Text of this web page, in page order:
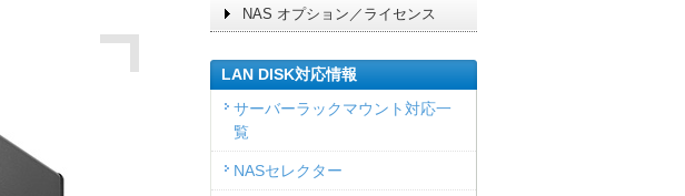
NAS オプション／ライセンス
LAN DISK対応情報
サーバーラックマウント対応一
覧
NASセレクター